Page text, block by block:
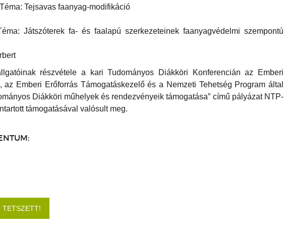
Tejsavas faanyag-modifikáció
Játszóterek fa- és faalapú szerkezeteinek faanyagvédelmi szempontú
részvétele a kari Tudományos Diákköri Konferencián az Emberi
az Emberi Erőforrás Támogatáskezelő és a Nemzeti Tehetség Program által
Diákköri műhelyek és rendezvényeik támogatása” című pályázat NTP-
támogatásával valósult meg.
TETSZETT!